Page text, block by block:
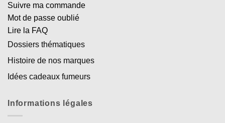
Suivre ma commande
Mot de passe oublié
Lire la FAQ
Dossiers thématiques
Histoire de nos marques
Idées cadeaux fumeurs
Informations légales